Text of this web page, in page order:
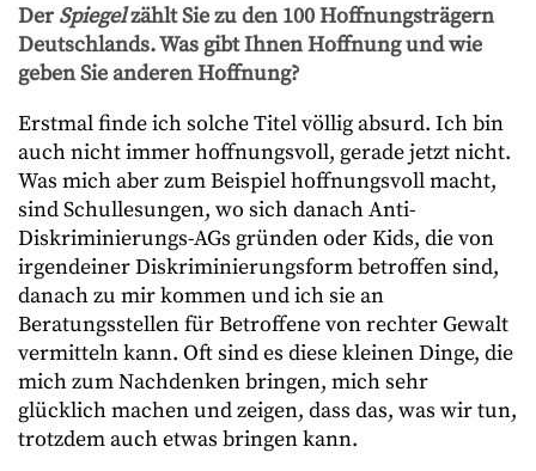
DerSpiegelzählt Sie zu den 100 Hoffnungsträgern
Deutschlands. Was gibt Ihnen Hoffnung und wie
geben Sie anderen Hoffnung?
Erstmal finde ich solche Titel völlig absurd. Ich bin
auch nicht immer hoffnungsvoll, gerade jetzt nicht.
Was mich aber zum Beispiel hoffnungsvoll macht,
sind Schullesungen, wo sich danach Anti-
Diskriminierungs-AGs gründen oder Kids, die von
irgendeiner Diskriminierungsform betroffen sind,
danach zu mir kommen und ich sie an
Beratungsstellen für Betroffene von rechter Gewalt
vermitteln kann. Oft sind es diese kleinen Dinge, die
mich zum Nachdenken bringen, mich sehr
glücklich machen und zeigen, dass das, was wir tun,
trotzdem auch etwas bringen kann.